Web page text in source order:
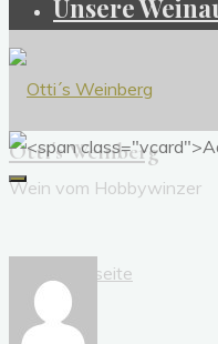
Unsere
Otti´s Weinberg
Wein vom Hobbywinzer
Startseite